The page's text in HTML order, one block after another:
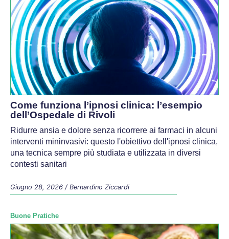
Come funziona l’ipnosi clinica: l’esempio
dell’Ospedale di Rivoli
Ridurre ansia e dolore senza ricorrere ai farmaci in alcuni
interventi mininvasivi: questo l'obiettivo dell'ipnosi clinica,
una tecnica sempre più studiata e utilizzata in diversi
contesti sanitari
Giugno 28, 2026 / Bernardino Ziccardi
Buone Pratiche